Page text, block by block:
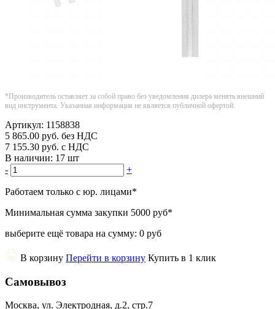
*Производитель оставляет за собой право без уведомления дилера менять внешний
вид инструмента. Указанная информация не является публичной офертой.
Артикул: 1158838
5 865.00 руб. без НДС
7 155.30 руб. с НДС
В наличии: 17 шт
-
+
Работаем только с юр. лицами*
Минимальная сумма закупки 5000 руб*
выберите ещё товара на сумму: 0 руб
В корзину Перейти в корзину Купить в 1 клик
Самовывоз
Москва, ул. Электродная, д.2, стр.7